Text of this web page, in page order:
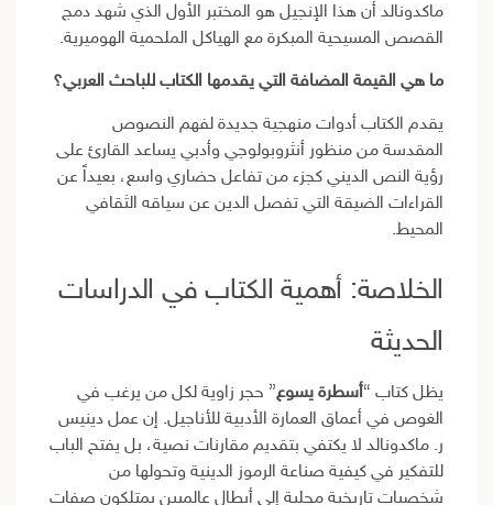
ماكدونالد أن هذا الإنجيل هو المختبر الأول الذي شهد دمج
القصص المسيحية المبكرة مع الهياكل الملحمية الهوميرية.
ما هي القيمة المضافة التي يقدمها الكتاب للباحث العربي؟
يقدم الكتاب أدوات منهجية جديدة لفهم النصوص
المقدسة من منظور أنثروبولوجي وأدبي يساعد القارئ على
رؤية النص الديني كجزء من تفاعل حضاري واسع، بعيداً عن
القراءات الضيقة التي تفصل الدين عن سياقه الثقافي
المحيط.
الخلاصة: أهمية الكتاب في الدراسات
الحديثة
يظل كتاب “أسطرة يسوع” حجر زاوية لكل من يرغب في
الغوص في أعماق العمارة الأدبية للأناجيل. إن عمل دينيس
ر. ماكدونالد لا يكتفي بتقديم مقارنات نصية، بل يفتح الباب
للتفكير في كيفية صناعة الرموز الدينية وتحولها من
شخصيات تاريخية محلية إلى أبطال عالميين يمتلكون صفات